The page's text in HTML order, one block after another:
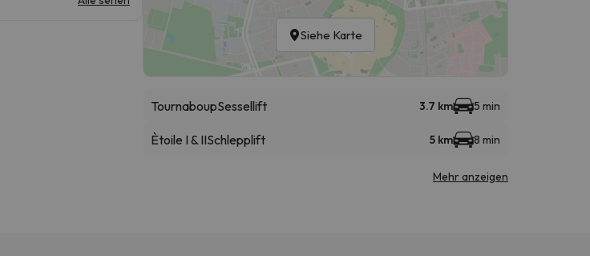
Siehe Karte
TournaboupSessellift 3.7 km 5 min
Ètoile I & IISchlepplift 5 km 8 min
Mehr anzeigen